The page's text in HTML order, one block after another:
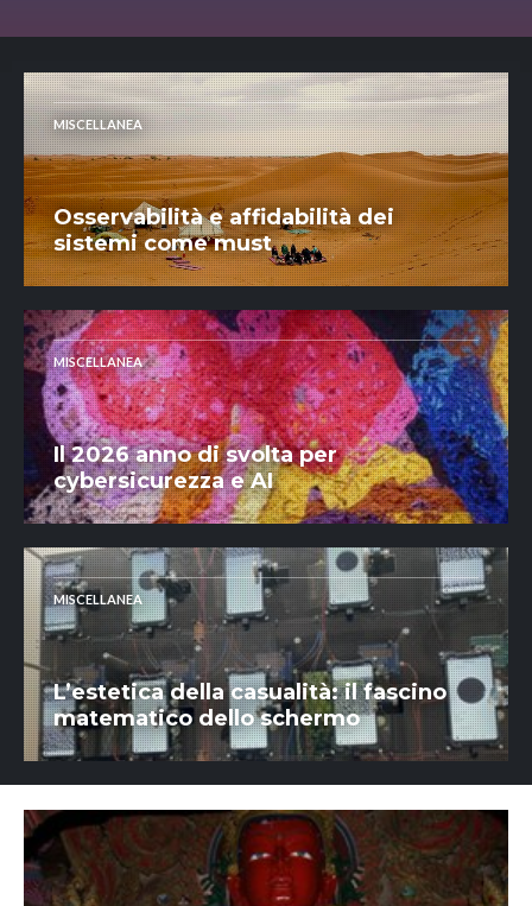
MISCELLANEA
Osservabilità e affidabilità dei
sistemi come must
MISCELLANEA
Il 2026 anno di svolta per
cybersicurezza e AI
MISCELLANEA
L’estetica della casualità: il fascino
matematico dello schermo